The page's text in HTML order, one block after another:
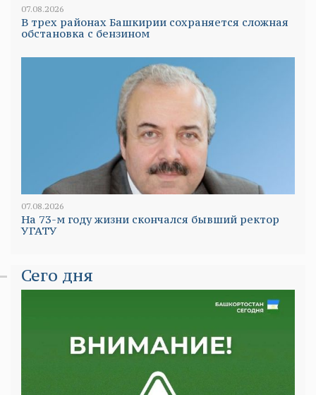
07.08.2026
В трех районах Башкирии сохраняется сложная
обстановка с бензином
07.08.2026
На 73-м году жизни скончался бывший ректор
УГАТУ
Сего дня